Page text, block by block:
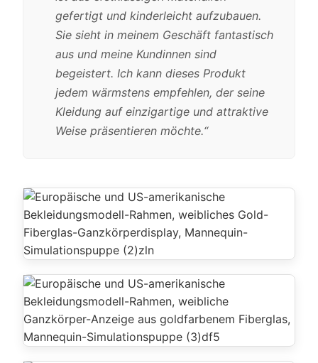
gefertigt und kinderleicht aufzubauen.
Sie sieht in meinem Geschäft fantastisch
aus und meine Kundinnen sind
begeistert. Ich kann dieses Produkt
jedem wärmstens empfehlen, der seine
Kleidung auf einzigartige und attraktive
Weise präsentieren möchte.“